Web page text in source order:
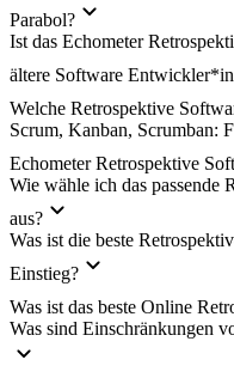
Parabol?
Ist das Echometer
ältere Software
Welche Retrospektive
Scrum, Kanban, Scrumban:
Echometer Retrospektive
Wie wähle ich das passende
aus?
Was ist die beste
Einstieg?
Was ist das beste Online
Was sind Einschränkungen